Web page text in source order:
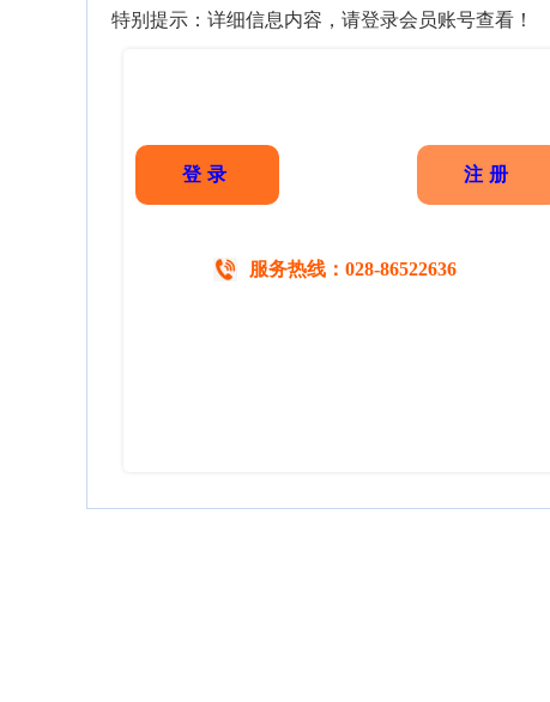
特别提示：详细信息内容，请登录会员账号查看！
登录 注册
服务热线：028-86522636